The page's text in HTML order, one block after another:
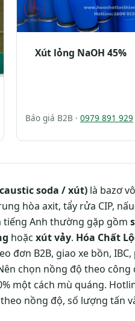
Xút lỏng NaOH 45%
Báo giá B2B · 0979 891 929
soda / xút) là bazơ
hòa axit, tẩy rửa CIP,
tiếng Anh thường gặp gồm
hoặc xút vảy. Hóa Chất
đơn B2B, giao xe bồn,
chọn nồng độ theo
một cách mù quáng.
nồng độ, số lượng tấn